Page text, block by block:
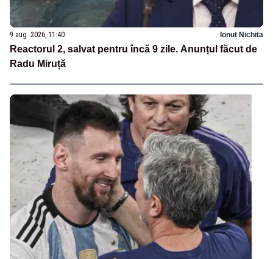
9 aug. 2026, 11:40 Ionuț Nichita
Reactorul 2, salvat pentru încă 9 zile. Anunțul făcut de
Radu Miruță